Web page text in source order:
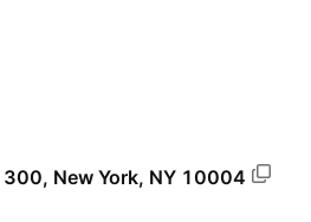
New York, NY 10004